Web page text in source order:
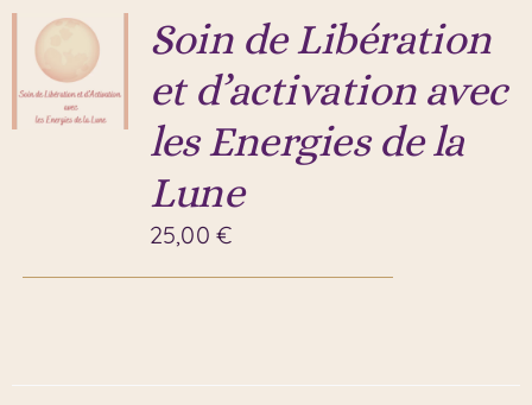
Soin de Libération
et d’activation avec
les Energies de la
Lune
25,00€